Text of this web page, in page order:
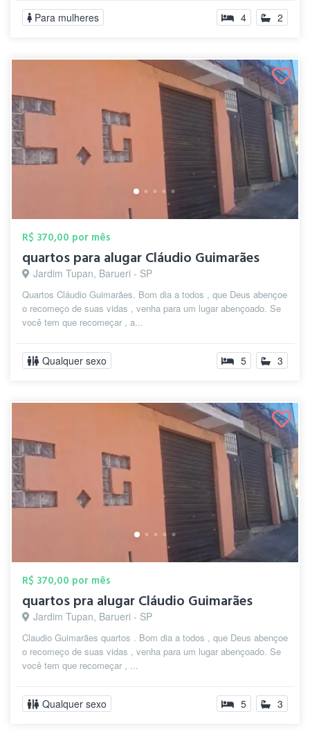
Para mulheres 4 2
R$ 370,00 por mês
quartos para alugar Cláudio Guimarães
Jardim Tupan, Barueri - SP
Quartos Cláudio Guimarães. Bom dia a todos , que Deus abençoe
o recomeço de suas vidas , venha para um lugar abençoado. Se
você tem que recomeçar , a...
Qualquer sexo 5 3
R$ 370,00 por mês
quartos pra alugar Cláudio Guimarães
Jardim Tupan, Barueri - SP
Claudio Guimarães quartos . Bom dia a todos , que Deus abençoe
o recomeço de suas vidas , venha para um lugar abençoado. Se
você tem que recomeçar , ...
Qualquer sexo 5 3